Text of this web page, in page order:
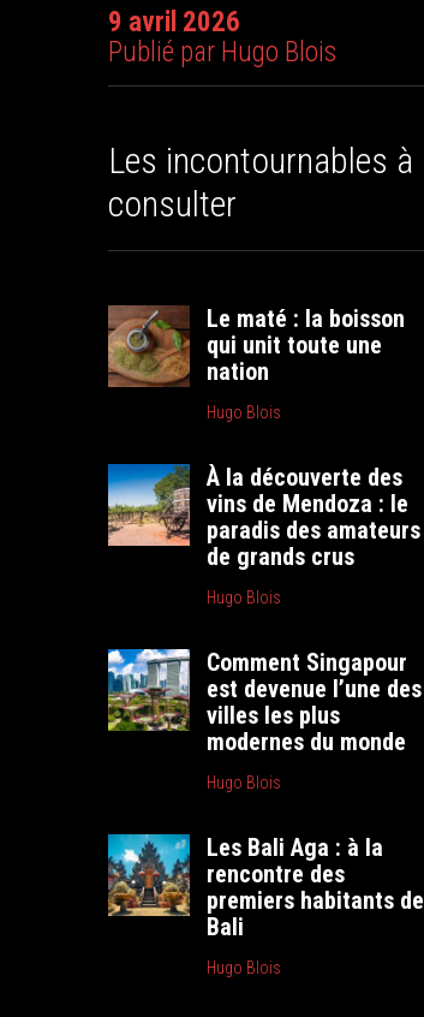
9 avril 2026
Publié par Hugo Blois
Les incontournables à
consulter
Le maté : la boisson
qui unit toute une
nation
Hugo Blois
À la découverte des
vins de Mendoza : le
paradis des amateurs
de grands crus
Hugo Blois
Comment Singapour
est devenue l’une des
villes les plus
modernes du monde
Hugo Blois
Les Bali Aga : à la
rencontre des
premiers habitants de
Bali
Hugo Blois